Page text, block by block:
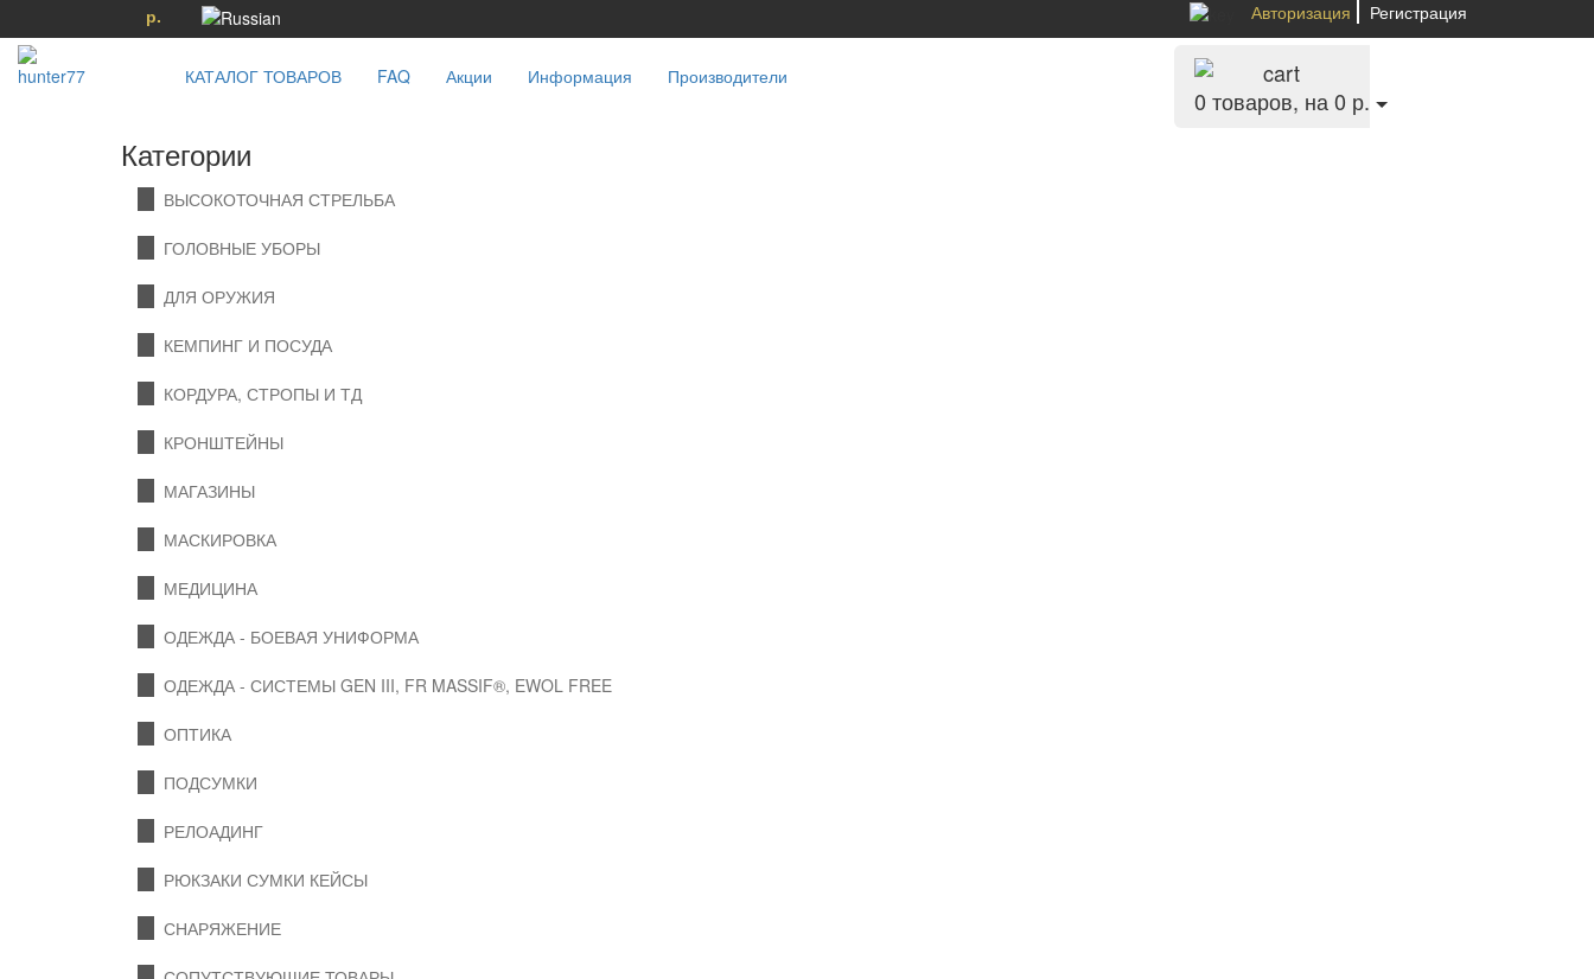
р. Авторизация Регистрация
КАТАЛОГ ТОВАРОВ FAQ Акции Информация Производители
0 товаров, на 0 р.
Категории
ВЫСОКОТОЧНАЯ СТРЕЛЬБА
ГОЛОВНЫЕ УБОРЫ
ДЛЯ ОРУЖИЯ
КЕМПИНГ И ПОСУДА
КОРДУРА, СТРОПЫ И ТД
КРОНШТЕЙНЫ
МАГАЗИНЫ
МАСКИРОВКА
МЕДИЦИНА
ОДЕЖДА - БОЕВАЯ УНИФОРМА
ОДЕЖДА - СИСТЕМЫ GEN III, FR MASSIF®, EWOL FREE
ОПТИКА
ПОДСУМКИ
РЕЛОАДИНГ
РЮКЗАКИ СУМКИ КЕЙСЫ
СНАРЯЖЕНИЕ